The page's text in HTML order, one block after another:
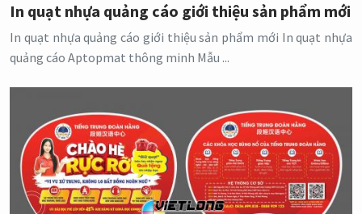
In quạt nhựa quảng cáo giới thiệu sản phẩm mới
In quạt nhựa quảng cáo giới thiệu sản phẩm mới In quạt nhựa
quảng cáo Aptopmat thông minh Mẫu ...